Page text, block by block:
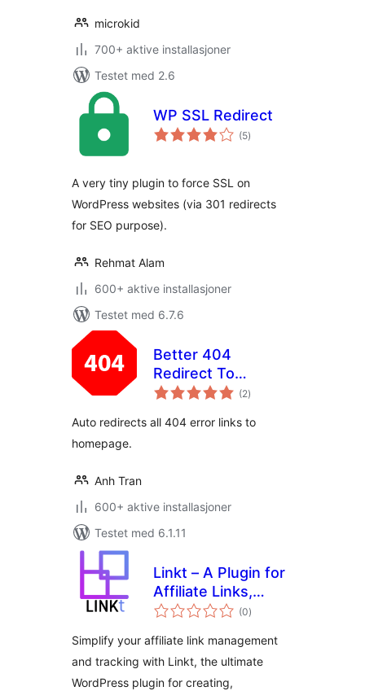
microkid
700+ aktive installasjoner
Testet med 2.6
WP SSL Redirect
(5totale
vurderinger
)
A very tiny plugin to force SSL on
WordPress websites (via 301 redirects
for SEO purpose).
Rehmat Alam
600+ aktive installasjoner
Testet med 6.7.6
Better 404
Redirect To
Homepage
(2totale
vurderinger
)
Auto redirects all 404 error links to
homepage.
Anh Tran
600+ aktive installasjoner
Testet med 6.1.11
Linkt – A Plugin for
Affiliate Links,
Branded Links and
Tracking &
Management
(0totale
vurderinger
)
Simplify your affiliate link management
and tracking with Linkt, the ultimate
WordPress plugin for creating,